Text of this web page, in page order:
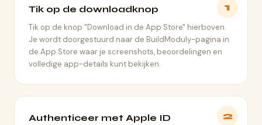
1
Tik op de downloadknop
Tik op de knop "Download in de App Store" hierboven.
Je wordt doorgestuurd naar de BuildModuly-pagina in
de App Store waar je screenshots, beoordelingen en
volledige app-details kunt bekijken.
2
Authenticeer met Apple ID